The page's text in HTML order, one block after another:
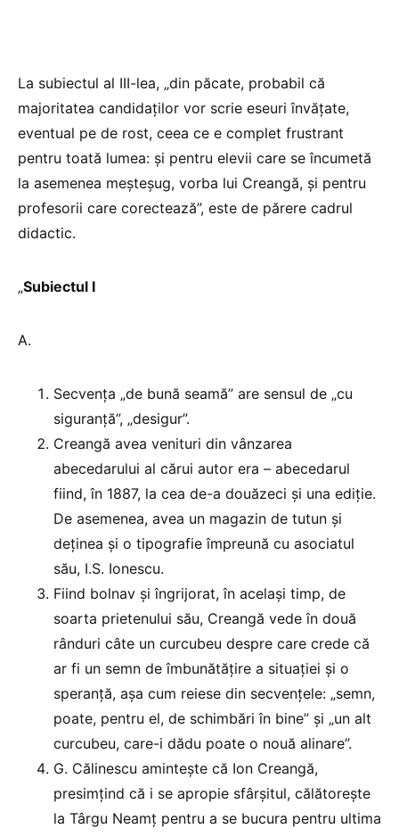
La subiectul al III-lea, „din păcate, probabil că
majoritatea candidaților vor scrie eseuri învățate,
eventual pe de rost, ceea ce e complet frustrant
pentru toată lumea: și pentru elevii care se încumetă
la asemenea meșteșug, vorba lui Creangă, și pentru
profesorii care corectează”, este de părere cadrul
didactic.
„Subiectul I
A.
Secvența „de bună seamă” are sensul de „cu
siguranță”, „desigur”.
Creangă avea venituri din vânzarea
abecedarului al cărui autor era – abecedarul
fiind, în 1887, la cea de-a douăzeci și una ediție.
De asemenea, avea un magazin de tutun și
deținea și o tipografie împreună cu asociatul
său, I.S. Ionescu.
Fiind bolnav și îngrijorat, în același timp, de
soarta prietenului său, Creangă vede în două
rânduri câte un curcubeu despre care crede că
ar fi un semn de îmbunătățire a situației și o
speranță, așa cum reiese din secvențele: „semn,
poate, pentru el, de schimbări în bine” și „un alt
curcubeu, care-i dădu poate o nouă alinare”.
G. Călinescu amintește că Ion Creangă,
presimțind că i se apropie sfârșitul, călătorește
la Târgu Neamț pentru a se bucura pentru ultima